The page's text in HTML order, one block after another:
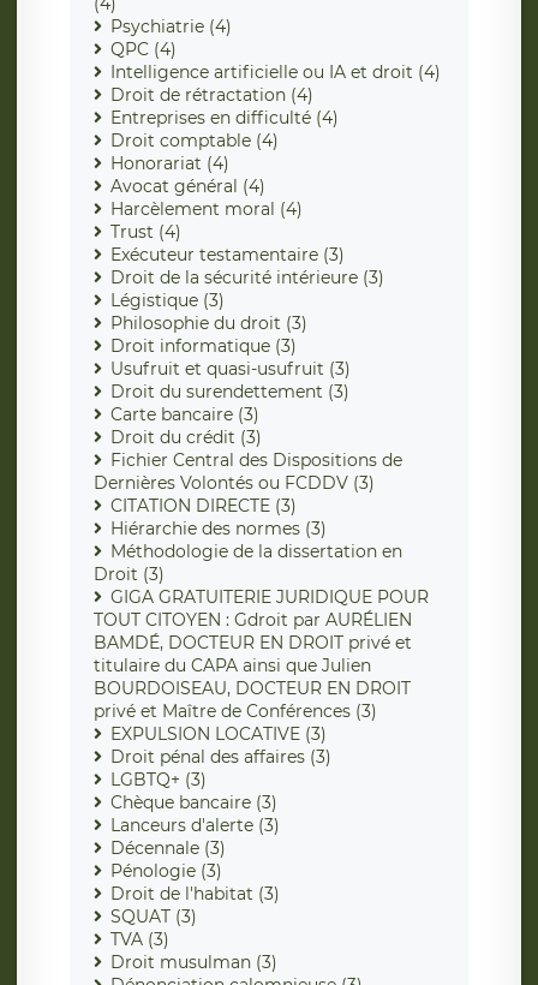
Psychiatrie (4)
QPC (4)
Intelligence artificielle ou IA et droit (4)
Droit de rétractation (4)
Entreprises en difficulté (4)
Droit comptable (4)
Honorariat (4)
Avocat général (4)
Harcèlement moral (4)
Trust (4)
Exécuteur testamentaire (3)
Droit de la sécurité intérieure (3)
Légistique (3)
Philosophie du droit (3)
Droit informatique (3)
Usufruit et quasi-usufruit (3)
Droit du surendettement (3)
Carte bancaire (3)
Droit du crédit (3)
Fichier Central des Dispositions de
Dernières Volontés ou FCDDV (3)
CITATION DIRECTE (3)
Hiérarchie des normes (3)
Méthodologie de la dissertation en
Droit (3)
GIGA GRATUITERIE JURIDIQUE POUR
TOUT CITOYEN : Gdroit par AURÉLIEN
BAMDÉ, DOCTEUR EN DROIT privé et
titulaire du CAPA ainsi que Julien
BOURDOISEAU, DOCTEUR EN DROIT
privé et Maître de Conférences (3)
EXPULSION LOCATIVE (3)
Droit pénal des affaires (3)
LGBTQ+ (3)
Chèque bancaire (3)
Lanceurs d'alerte (3)
Décennale (3)
Pénologie (3)
Droit de l'habitat (3)
SQUAT (3)
TVA (3)
Droit musulman (3)